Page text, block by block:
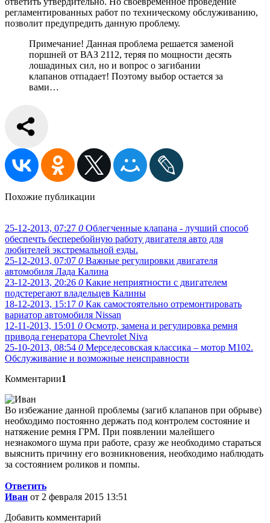
регламентированных работ по техническому обслуживанию,
позволит предупредить данную проблему.
Примечание! Данная проблема решается заменой
поршней от ВАЗ 2112, теряя по мощности десять
лошадиных сил, но и вопрос о загибании
клапанов отпадает! Поэтому выбор остается за
вами…
Похожие публикации
25-12-2013, 07:27 0 Облегченные клапана - лучший способ
обеспечть бесперебойную работу двигателя авто для
любителей экстремальной езды.
25-12-2013, 07:07 0 Важные регулировки двигателя
автомобиля Лада Калина
23-12-2013, 20:26 0 Какие неприятности с двигателем
подстерегают владельцев Калины
18-12-2013, 15:17 0 Как самостоятельно отремонтировать
вариатор автомобиля Nissan
12-11-2013, 15:01 0 Осмотр, замена и регулировка ремня
привода генератора Chevrolet Niva
25-10-2013, 08:54 0 Мерседесовская классика – мотор M102.
Обслуживание и возможные неисправности
Комментарии1
Во избежание данной проблемы (загиб клапанов при обрыве)
необходимо постоянно держать под контролем состояние и
натяжение ремня ГРМ. При появлении малейшего
незнакомого шума при работе, сразу же необходимо стараться
выяснить причину его возникновения, необходимо наблюдать
за состоянием роликов и помпы.
Ответить
Иван от 2 февраля 2015 13:51
Добавить комментарий